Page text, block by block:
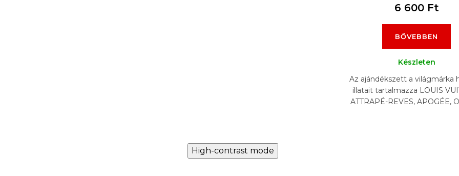
6 600 Ft
BŐVEBBEN
Készleten
Az ajándékszett a világmárka
illatait tartalmazza LOUIS
ATTRAPÉ-REVES, APOGÉE,
High-contrast mode